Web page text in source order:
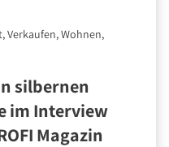
Verkaufen, Wohnen,
silbernen
im Interview
Magazin